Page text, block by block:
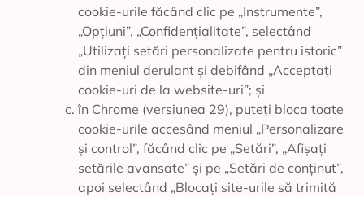
cookie-urile făcând clic pe „Instrumente”,
„Opțiuni”, „Confidențialitate”, selectând
„Utilizați setări personalizate pentru istoric”
din meniul derulant și debifând „Acceptați
cookie-uri de la website-uri”; și
în Chrome (versiunea 29), puteți bloca toate
cookie-urile accesând meniul „Personalizare
și control”, făcând clic pe „Setări”, „Afișați
setările avansate” și pe „Setări de conținut”,
apoi selectând „Blocați site-urile să trimită